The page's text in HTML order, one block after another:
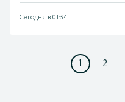
Сегодня в 01:34
1 2